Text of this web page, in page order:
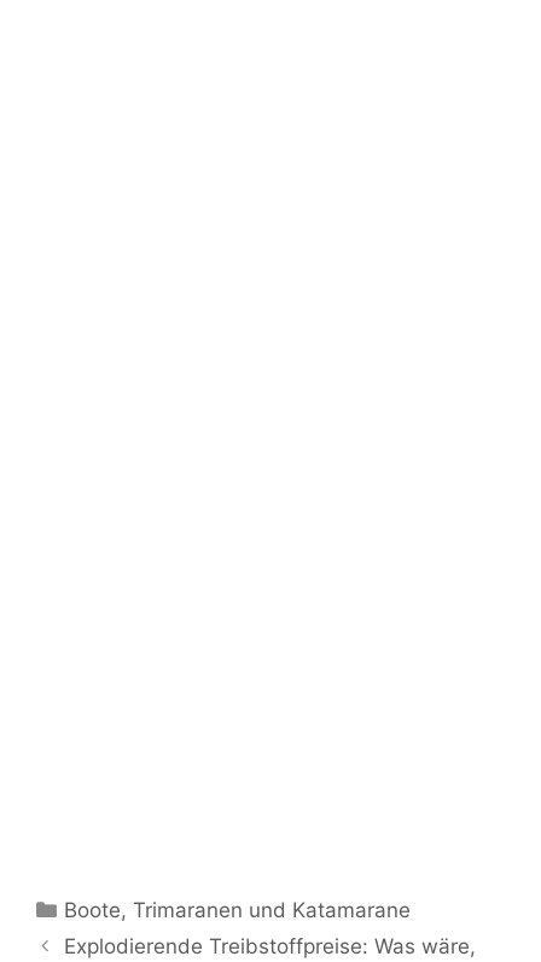
Kategorien
Boote,Trimaranen und Katamarane
Explodierende Treibstoffpreise: Was wäre,